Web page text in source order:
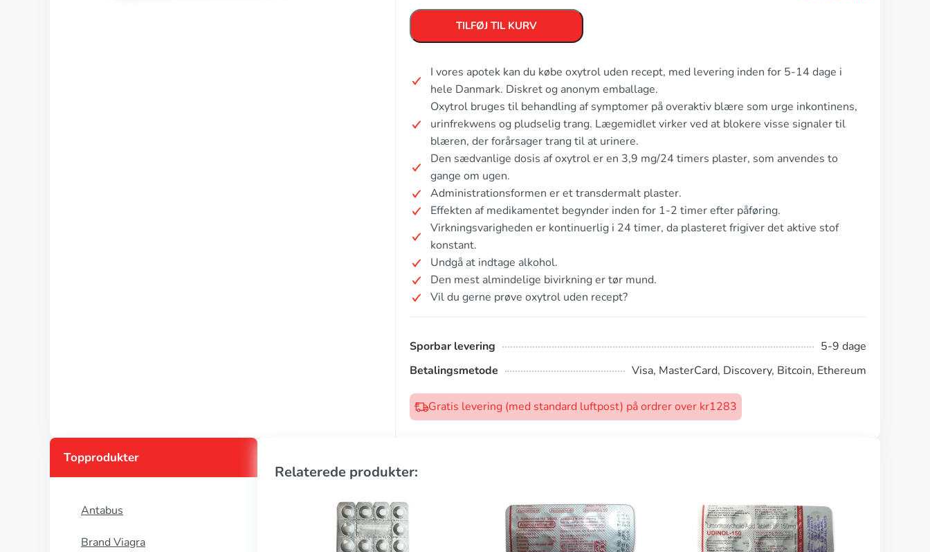
TILFØJ TIL KURV
I vores apotek kan du købe oxytrol uden recept, med levering inden for 5-14 dage i
hele Danmark. Diskret og anonym emballage.
Oxytrol bruges til behandling af symptomer på overaktiv blære som urge inkontinens,
urinfrekwens og pludselig trang. Lægemidlet virker ved at blokere visse signaler til
blæren, der forårsager trang til at urinere.
Den sædvanlige dosis af oxytrol er en 3,9 mg/24 timers plaster, som anvendes to
gange om ugen.
Administrationsformen er et transdermalt plaster.
Effekten af medikamentet begynder inden for 1-2 timer efter påføring.
Virkningsvarigheden er kontinuerlig i 24 timer, da plasteret frigiver det aktive stof
konstant.
Undgå at indtage alkohol.
Den mest almindelige bivirkning er tør mund.
Vil du gerne prøve oxytrol uden recept?
Sporbar levering
5-9 dage
Betalingsmetode
Visa, MasterCard, Discovery, Bitcoin, Ethereum
Gratis levering (med standard luftpost) på ordrer over kr1283
Topprodukter
Antabus
Brand Viagra
Relaterede produkter: